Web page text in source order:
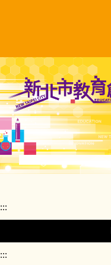
內
容
區
:::
:::